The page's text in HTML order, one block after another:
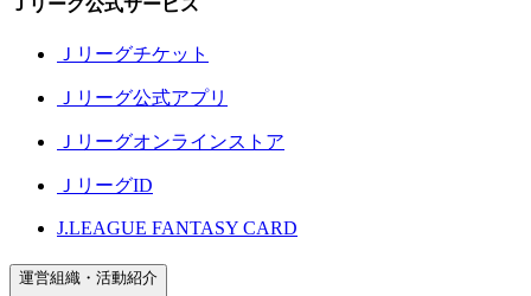
Ｊリーグチケット
Ｊリーグ公式アプリ
Ｊリーグオンラインストア
ＪリーグID
J.LEAGUE FANTASY CARD
運営組織・活動紹介